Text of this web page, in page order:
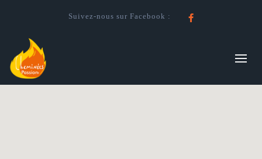
Suivez-nous sur Facebook : Facebook